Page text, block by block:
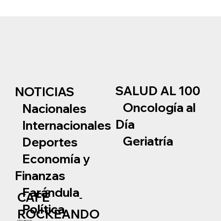
NOTICIAS
Nacionales
Internacionales
Deportes
Economía y
Finanzas
Farándula
Política
SALUD AL 100
Oncología al
Día
Geriatría
CAFÉ
ROCKEANDO